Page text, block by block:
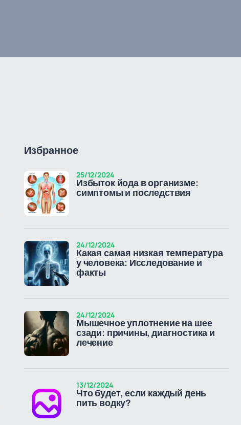
Избранное
Избыток йода в организме:
симптомы и последствия
25/12/2024
Какая самая низкая температура
у человека: Исследование и
факты
24/12/2024
Мышечное уплотнение на шее
сзади: причины, диагностика и
лечение
24/12/2024
Что будет, если каждый день
пить водку?
13/12/2024